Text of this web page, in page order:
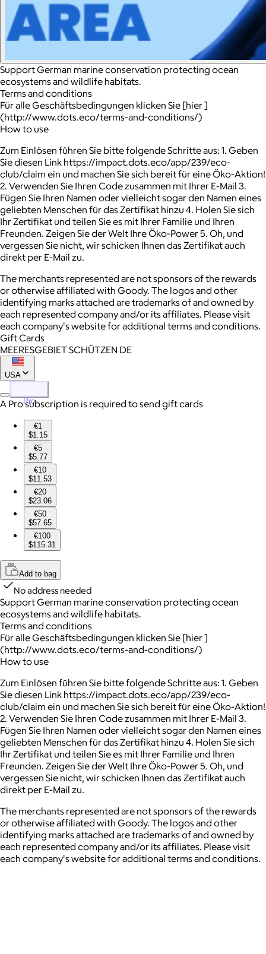
Support German marine conservation protecting ocean
ecosystems and wildlife habitats.
Terms and conditions
Für alle Geschäftsbedingungen klicken Sie [hier ]
(http://www.dots.eco/terms-and-conditions/)
How to use
Zum Einlösen führen Sie bitte folgende Schritte aus: 1. Geben
Sie diesen Link https://impact.dots.eco/app/239/eco-
club/claim ein und machen Sie sich bereit für eine Öko-Aktion!
2. Verwenden Sie Ihren Code zusammen mit Ihrer E-Mail 3.
Fügen Sie Ihren Namen oder vielleicht sogar den Namen eines
geliebten Menschen für das Zertifikat hinzu 4. Holen Sie sich
Ihr Zertifikat und teilen Sie es mit Ihrer Familie und Ihren
Freunden. Zeigen Sie der Welt Ihre Öko-Power 5. Oh, und
vergessen Sie nicht, wir schicken Ihnen das Zertifikat auch
direkt per E-Mail zu.
The merchants represented are not sponsors of the rewards
or otherwise affiliated with Goody. The logos and other
identifying marks attached are trademarks of and owned by
each represented company and/or its affiliates. Please visit
each company's website for additional terms and conditions.
Gift Cards
MEERESGEBIET SCHÜTZEN DE
USA
Pro
A Pro subscription is required to send gift cards
€1
$1.15
€5
$5.77
€10
$11.53
€20
$23.06
€50
$57.65
€100
$115.31
Add to bag
No address needed
Support German marine conservation protecting ocean
ecosystems and wildlife habitats.
Terms and conditions
Für alle Geschäftsbedingungen klicken Sie [hier ]
(http://www.dots.eco/terms-and-conditions/)
How to use
Zum Einlösen führen Sie bitte folgende Schritte aus: 1. Geben
Sie diesen Link https://impact.dots.eco/app/239/eco-
club/claim ein und machen Sie sich bereit für eine Öko-Aktion!
2. Verwenden Sie Ihren Code zusammen mit Ihrer E-Mail 3.
Fügen Sie Ihren Namen oder vielleicht sogar den Namen eines
geliebten Menschen für das Zertifikat hinzu 4. Holen Sie sich
Ihr Zertifikat und teilen Sie es mit Ihrer Familie und Ihren
Freunden. Zeigen Sie der Welt Ihre Öko-Power 5. Oh, und
vergessen Sie nicht, wir schicken Ihnen das Zertifikat auch
direkt per E-Mail zu.
The merchants represented are not sponsors of the rewards
or otherwise affiliated with Goody. The logos and other
identifying marks attached are trademarks of and owned by
each represented company and/or its affiliates. Please visit
each company's website for additional terms and conditions.